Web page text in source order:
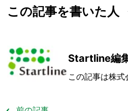
この記事を書いた人
Startline編
この記事は株